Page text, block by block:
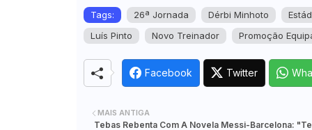
Tags: 26ª Jornada Dérbi Minhoto
Luís Pinto
Novo Treinador Promoção
Facebook Twitter
MAIS ANTIGA
Tebas Rebenta Com A Novela Messi-Barcelona: